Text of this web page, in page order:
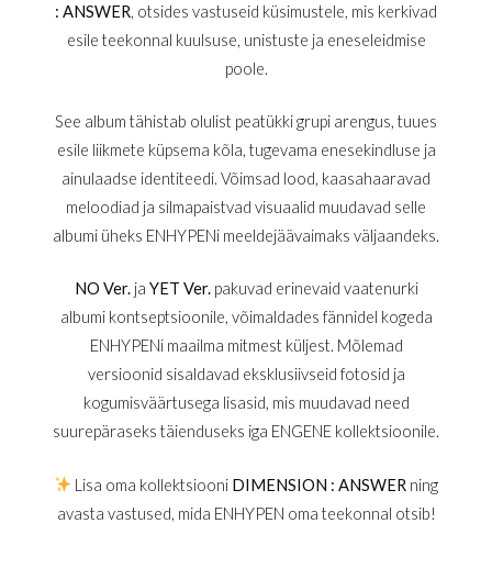
: ANSWER, otsides vastuseid küsimustele, mis kerkivad
esile teekonnal kuulsuse, unistuste ja eneseleidmise
poole.
See album tähistab olulist peatükki grupi arengus, tuues
esile liikmete küpsema kõla, tugevama enesekindluse ja
ainulaadse identiteedi. Võimsad lood, kaasahaaravad
meloodiad ja silmapaistvad visuaalid muudavad selle
albumi üheks ENHYPENi meeldejäävaimaks väljaandeks.
NO Ver.ja YET Ver.pakuvad erinevaid vaatenurki
albumi kontseptsioonile, võimaldades fännidel kogeda
ENHYPENi maailma mitmest küljest. Mõlemad
versioonid sisaldavad eksklusiivseid fotosid ja
kogumisväärtusega lisasid, mis muudavad need
suurepäraseks täienduseks iga ENGENE kollektsioonile.
Lisa oma kollektsiooni DIMENSION : ANSWER ning
avasta vastused, mida ENHYPEN oma teekonnal otsib!